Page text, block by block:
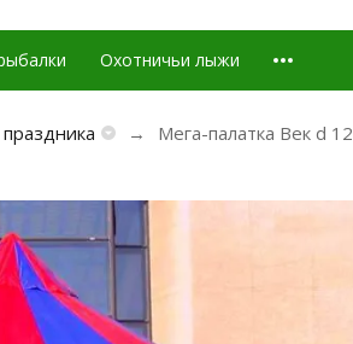
Охотничьи лыжи
Мега-палатка Век d 12